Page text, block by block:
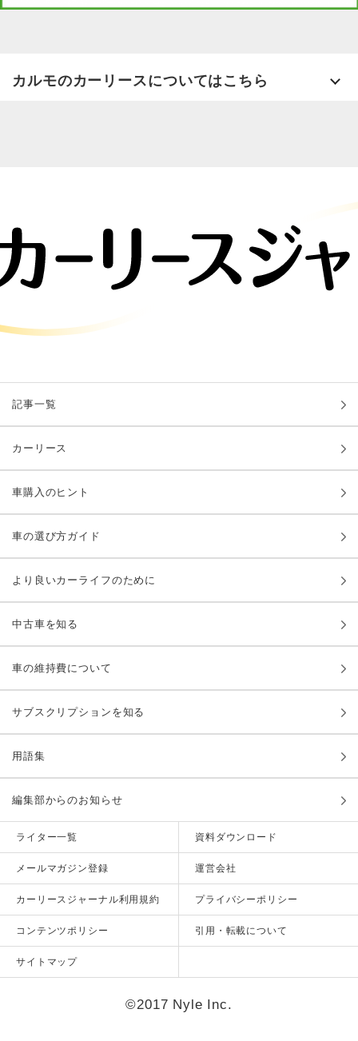
カルモのカーリースについてはこちら
記事一覧
カーリース
車購入のヒント
車の選び方ガイド
より良いカーライフのために
中古車を知る
車の維持費について
サブスクリプションを知る
用語集
編集部からのお知らせ
ライター一覧 資料ダウンロード
メールマガジン登録 運営会社
カーリースジャーナル利用規約 プライバシーポリシー
コンテンツポリシー 引用・転載について
サイトマップ
©2017 Nyle Inc.